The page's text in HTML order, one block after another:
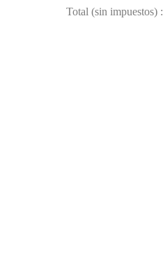
Total (sin impuestos) :